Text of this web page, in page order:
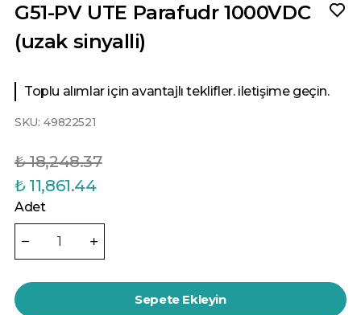
G51-PV UTE Parafudr 1000VDC
(uzak sinyalli)
Toplu alımlar için avantajlı teklifler. iletişime geçin.
SKU: 49822521
₺ 18,248.37
₺ 11,861.44
Adet
Sepete Ekleyin